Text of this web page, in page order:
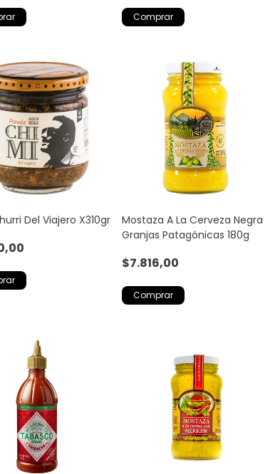
Del Viajero X310gr
Mostaza A La Cerveza Negra
Granjas Patagónicas 180g
$7.816,00